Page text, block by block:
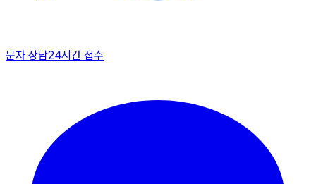
문자 상담24시간 접수